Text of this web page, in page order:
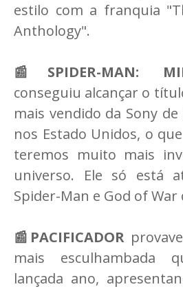
estilo com a franquia
Anthology".
📰SPIDER-MAN:
conseguiu alcançar o
mais vendido da Sony
nos Estado Unidos, o
teremos muito mais
universo. Ele só está
Spider-Man e God of War
📰PACIFICADOR
mais esculhambada
lançada ano,